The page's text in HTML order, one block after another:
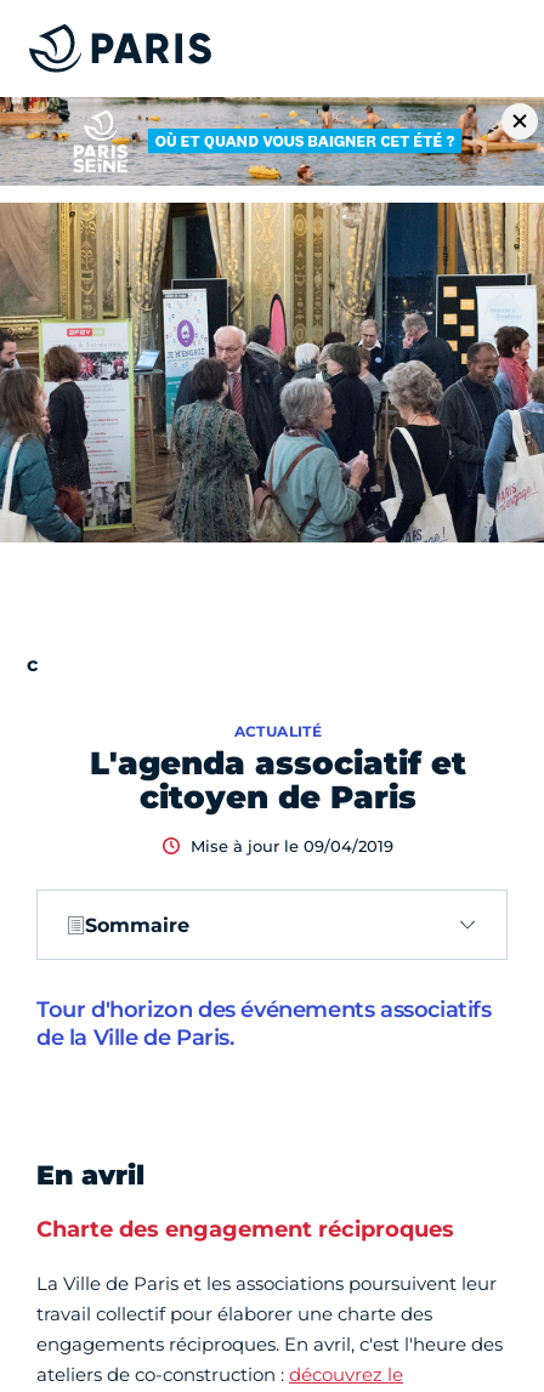
L'agenda associatif et
citoyen de Paris
ACTUALITÉ
Mise à jour le 09/04/2019
Sommaire
Tour d'horizon des événements associatifs
de la Ville de Paris.
En avril
Charte des engagement réciproques
La Ville de Paris et les associations poursuivent leur
travail collectif pour élaborer une charte des
engagements réciproques. En avril, c'est l'heure des
ateliers de co-construction : découvrez le